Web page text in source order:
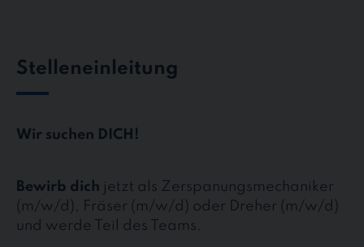
Stelleneinleitung
Wir suchen DICH!
Bewirb dich jetzt als Zerspanungsmechaniker
(m/w/d), Fräser (m/w/d) oder Dreher (m/w/d)
und werde Teil des Teams.